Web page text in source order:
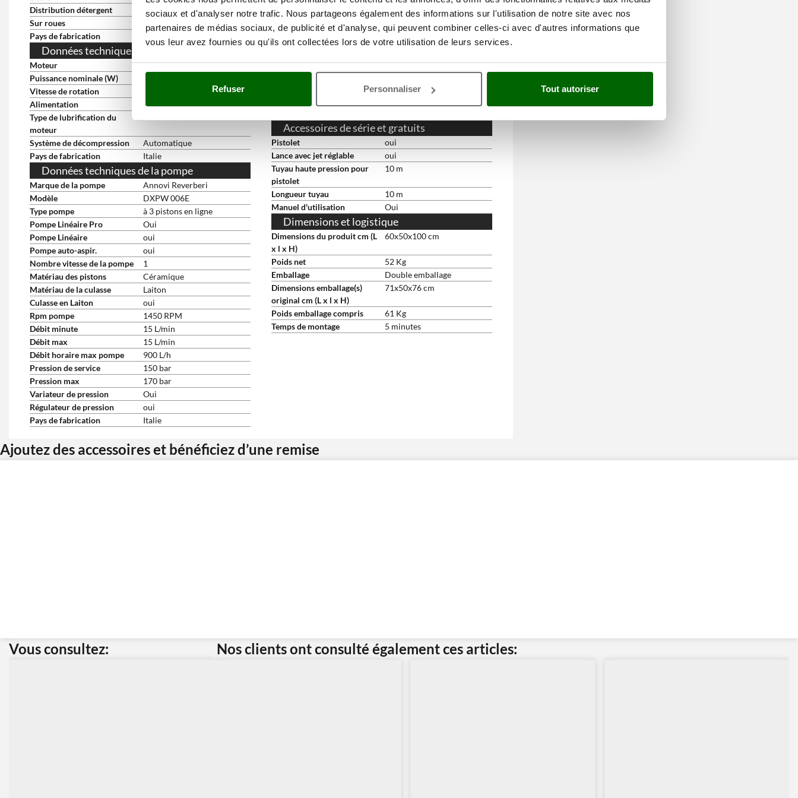
sociaux et d'analyser notre trafic. Nous partageons également des informations sur l'utilisation de notre site avec nos
partenaires de médias sociaux, de publicité et d'analyse, qui peuvent combiner celles-ci avec d'autres informations que
vous leur avez fournies ou qu'ils ont collectées lors de votre utilisation de leurs services.
Refuser Personnaliser Tout autoriser
Distribution détergent
à haute pression
Sur roues
Pays de fabrication
Italie
Données techniques du moteur
Moteur
à induction
Puissance nominale (W)
Vitesse de rotation
Alimentation
Électrique 400V
Type de lubrification du
moteur
Système de décompression
Automatique
Pays de fabrication
Italie
Données techniques de la pompe
Marque de la pompe
Annovi Reverberi
Modèle
DXPW 006E
Type pompe
à 3 pistons en ligne
Pompe Linéaire Pro
Oui
Pompe Linéaire
oui
Pompe auto-aspir.
oui
Nombre vitesse de la pompe
1
Matériau des pistons
Céramique
Matériau de la culasse
Laiton
Culasse en Laiton
oui
Rpm pompe
1450 RPM
Débit minute
15 L/min
Débit max
15 L/min
Débit horaire max pompe
900 L/h
Pression de service
150 bar
Pression max
170 bar
Variateur de pression
Oui
Régulateur de pression
oui
Pays de fabrication
Italie
Support pour tuyau
Système Total Stop
oui
Dimensions des roues arrière
300 mm
Type de roues
En plastique
Poignée souple en
caoutchouc
Oui
Compartiment de rangement
oui
Accessoires de série et gratuits
Pistolet
oui
Lance avec jet réglable
oui
Tuyau haute pression pour
pistolet
10 m
Longueur tuyau
10 m
Manuel d'utilisation
Oui
Dimensions et logistique
Dimensions du produit cm (L
x l x H)
60x50x100 cm
Poids net
52 Kg
Emballage
Double emballage
Dimensions emballage(s)
original cm (L x l x H)
71x50x76 cm
Poids emballage compris
61 Kg
Temps de montage
5 minutes
Ajoutez des accessoires et bénéficiez d’une remise
Vous consultez: Nos clients ont consulté également ces articles: